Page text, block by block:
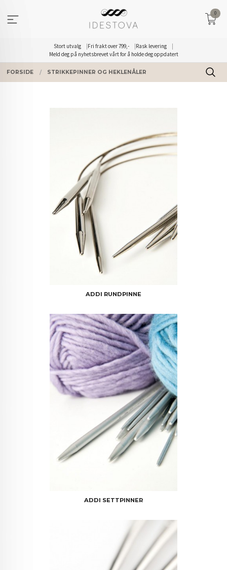
innholdet
Stort utvalg Fri frakt over 799,-
Rask levering
Meld deg på nyhetsbrevet vårt for å holde deg oppdatert
0
FORSIDE STRIKKEPINNER OG HEKLENÅLER
ADDI RUNDPINNE
ADDI SETTPINNER